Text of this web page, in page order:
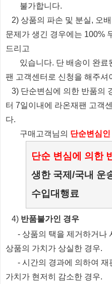
불가합니다.
2) 상품의 파손 및 분실, 오
문제가 생긴 경우에는 100%
드리고
있습니다. 단 배송이 완료
팬 고객센터로 신청을 해주셔
3) 단순변심에 의한 반품의
터 7일이내에 라온재팬 고객
다.
​ 구매고객님의 단순변심
단순 변심에 의한
생한 국제/국내 운
수입대행료
​4) 반품불가인 경우
- 상품의 택을 제거하거나
상품의 가치가 상실한 경우.
- 시간의 경과에 의하여 재
가치가 현저히 감소한 경우.